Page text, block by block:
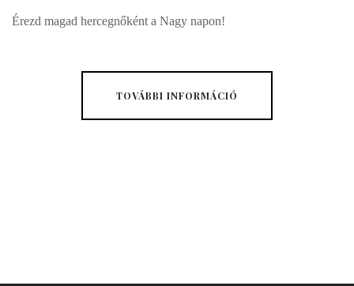
Érezd magad hercegnőként a Nagy napon!
TOVÁBBI INFORMÁCIÓ